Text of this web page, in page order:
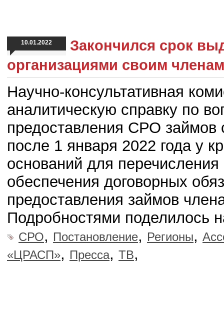
10.01.2022
Закончился срок
организациями своим членам
Научно-консультативная
аналитическую справку по
предоставления СРО займов
после 1 января 2022 года у
оснований для
обеспечения договорных
предоставления займов
Подробностями поделилось
СРО, Постановление, Регионы,
«ЦРАСП», Пресса, ТВ,